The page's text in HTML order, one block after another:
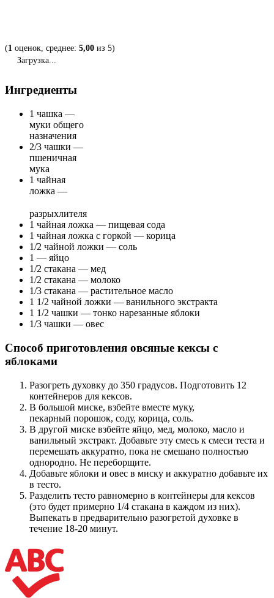
(1 оценок, среднее: 5,00 из 5)
Загрузка...
Ингредиенты
1 чашка —
муки общего
назначения
2/3 чашки —
пшеничная
мука
1 чайная
ложка —
разрыхлителя
1 чайная ложка — пищевая сода
1 чайная ложка с горкой — корица
1/2 чайной ложки — соль
1 — яйцо
1/2 стакана — мед
1/2 стакана — молоко
1/3 стакана — растительное масло
1 1/2 чайной ложки — ванильного экстракта
1 1/2 чашки — тонко нарезанные яблоки
1/3 чашки — овес
Способ приготовления овсяные кексы с
яблоками
Разогреть духовку до 350 градусов. Подготовить 12
контейнеров для кексов.
В большой миске, взбейте вместе муку,
пекарный порошок, соду, корица, соль.
В другой миске взбейте яйцо, мед, молоко, масло и
ванильный экстракт. Добавьте эту смесь к смеси теста и
перемешать аккуратно, пока не смешано полностью
однородно. Не переборщите.
Добавьте яблоки и овес в миску и аккуратно добавьте их
в тесто.
Разделить тесто равномерно в контейнеры для кексов
(это будет примерно 1/4 стакана в каждом из них).
Выпекать в предварительно разогретой духовке в
течение 18-20 минут.